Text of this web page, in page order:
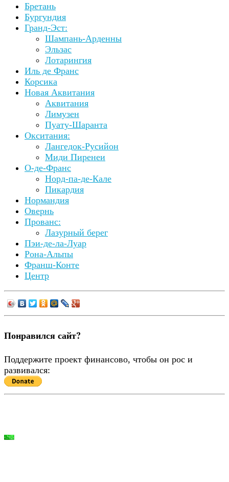
Бретань
Бургундия
Гранд-Эст:
Шампань-Арденны
Эльзас
Лотарингия
Иль де Франс
Корсика
Новая Аквитания
Аквитания
Лимузен
Пуату-Шаранта
Окситания:
Лангедок-Русийон
Миди Пиренеи
О-де-Франс
Норд-па-де-Кале
Пикардия
Нормандия
Овернь
Прованс:
Лазурный берег
Пэи-де-ла-Луар
Рона-Альпы
Франш-Конте
Центр
Понравился сайт?
Поддержите проект финансово, чтобы он рос и
развивался: